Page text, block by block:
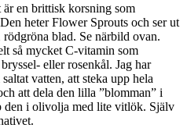
är en brittisk korsning som
heter Flower Sprouts och ser ut
blad. Se närbild ovan.
så mycket C-vitamin som
eller rosenkål. Jag har
vatten, att steka upp hela
att dela den lilla ”blomman” i
den i olivolja med lite vitlök. Själv